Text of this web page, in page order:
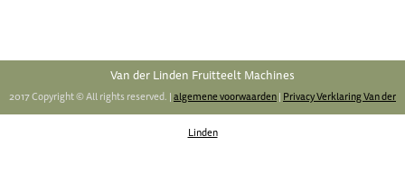
Van der Linden Fruitteelt Machines
2017 Copyright © All rights reserved. |algemene voorwaarden| Privacy Verklaring Van der
Linden